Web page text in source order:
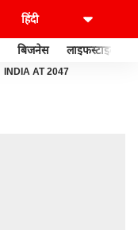
बिजनेस लाइफस्टाइल
INDIA AT 2047